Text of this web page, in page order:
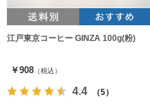
江戸東京コーヒー GINZA 100g(粉)
￥908 （税込）
4.4 （5）